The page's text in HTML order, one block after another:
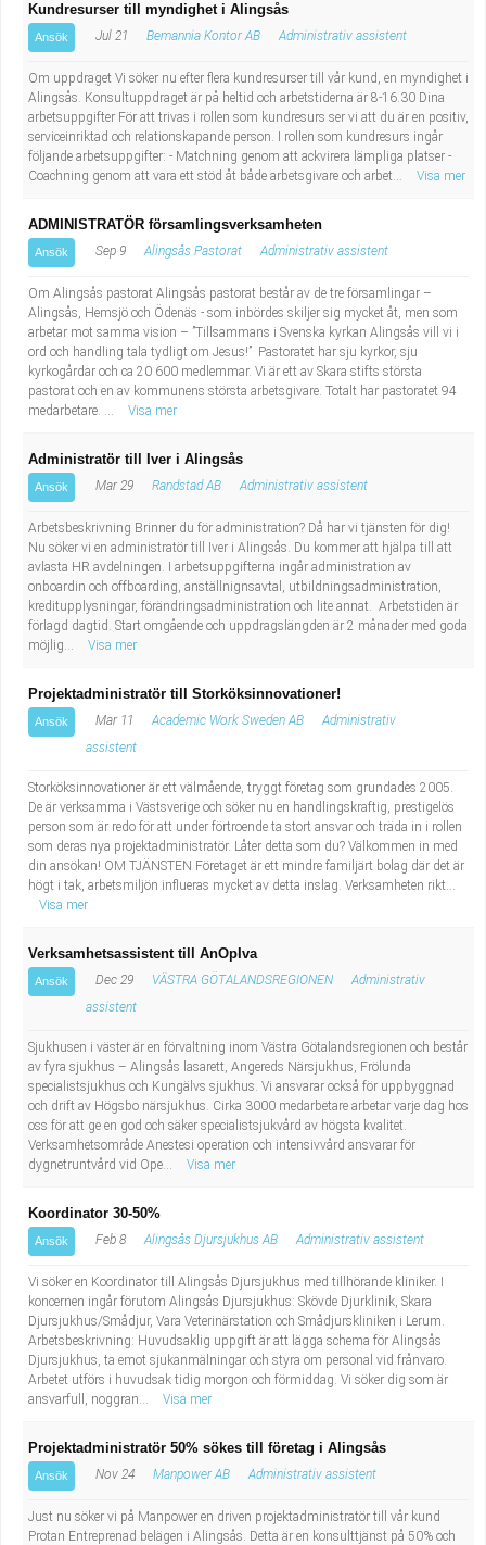
Kundresurser till myndighet i Alingsås
Ansök Jul 21 Bemannia Kontor AB Administrativ assistent
Om uppdraget Vi söker nu efter flera kundresurser till vår kund, en myndighet i
Alingsås. Konsultuppdraget är på heltid och arbetstiderna är 8-16.30 Dina
arbetsuppgifter För att trivas i rollen som kundresurs ser vi att du är en positiv,
serviceinriktad och relationskapande person. I rollen som kundresurs ingår
följande arbetsuppgifter: - Matchning genom att ackvirera lämpliga platser -
Coachning genom att vara ett stöd åt både arbetsgivare och arbet...
Visa mer
ADMINISTRATÖR församlingsverksamheten
Ansök Sep 9 Alingsås Pastorat Administrativ assistent
Om Alingsås pastorat Alingsås pastorat består av de tre församlingar –
Alingsås, Hemsjö och Ödenäs - som inbördes skiljer sig mycket åt, men som
arbetar mot samma vision – ”Tillsammans i Svenska kyrkan Alingsås vill vi i
ord och handling tala tydligt om Jesus!” Pastoratet har sju kyrkor, sju
kyrkogårdar och ca 20 600 medlemmar. Vi är ett av Skara stifts största
pastorat och en av kommunens största arbetsgivare. Totalt har pastoratet 94
medarbetare. ...
Visa mer
Administratör till Iver i Alingsås
Ansök Mar 29 Randstad AB Administrativ assistent
Arbetsbeskrivning Brinner du för administration? Då har vi tjänsten för dig!
Nu söker vi en administratör till Iver i Alingsås. Du kommer att hjälpa till att
avlasta HR avdelningen. I arbetsuppgifterna ingår administration av
onboardin och offboarding, anställnignsavtal, utbildningsadministration,
kreditupplysningar, förändringsadministration och lite annat. Arbetstiden är
förlagd dagtid. Start omgående och uppdragslängden är 2 månader med goda
möjlig...
Visa mer
Projektadministratör till Storköksinnovationer!
Ansök Mar 11 Academic Work Sweden AB
Administrativ
assistent
Storköksinnovationer är ett välmående, tryggt företag som grundades 2005.
De är verksamma i Västsverige och söker nu en handlingskraftig, prestigelös
person som är redo för att under förtroende ta stort ansvar och träda in i rollen
som deras nya projektadministratör. Låter detta som du? Välkommen in med
din ansökan! OM TJÄNSTEN Företaget är ett mindre familjärt bolag där det är
högt i tak, arbetsmiljön influeras mycket av detta inslag. Verksamheten rikt...
Visa mer
Verksamhetsassistent till AnOpIva
Ansök Dec 29 VÄSTRA GÖTALANDSREGIONEN
Administrativ
assistent
Sjukhusen i väster är en förvaltning inom Västra Götalandsregionen och består
av fyra sjukhus – Alingsås lasarett, Angereds Närsjukhus, Frölunda
specialistsjukhus och Kungälvs sjukhus. Vi ansvarar också för uppbyggnad
och drift av Högsbo närsjukhus. Cirka 3000 medarbetare arbetar varje dag hos
oss för att ge en god och säker specialistsjukvård av högsta kvalitet.
Verksamhetsområde Anestesi operation och intensivvård ansvarar för
dygnetruntvård vid Ope...
Visa mer
Koordinator 30-50%
Ansök Feb 8 Alingsås Djursjukhus AB Administrativ assistent
Vi söker en Koordinator till Alingsås Djursjukhus med tillhörande kliniker. I
koncernen ingår förutom Alingsås Djursjukhus: Skövde Djurklinik, Skara
Djursjukhus/Smådjur, Vara Veterinärstation och Smådjurskliniken i Lerum.
Arbetsbeskrivning: Huvudsaklig uppgift är att lägga schema för Alingsås
Djursjukhus, ta emot sjukanmälningar och styra om personal vid frånvaro.
Arbetet utförs i huvudsak tidig morgon och förmiddag. Vi söker dig som är
ansvarfull, noggran...
Visa mer
Projektadministratör 50% sökes till företag i Alingsås
Ansök Nov 24 Manpower AB Administrativ assistent
Just nu söker vi på Manpower en driven projektadministratör till vår kund
Protan Entreprenad belägen i Alingsås. Detta är en konsulttjänst på 50% och